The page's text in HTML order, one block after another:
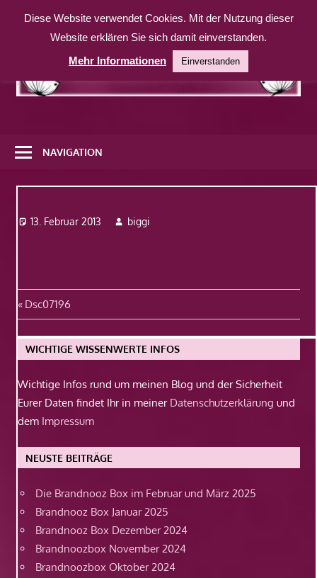
Inhalt
weitere
Website
NAVIGATION
13. Februar 2013 biggi
Beitragsnavigation
Vorheriger
Beitrag:
Dsc07196
WICHTIGE WISSENWERTE INFOS
Wichtige Infos rund um meinen Blog und der Sicherheit
Eurer Daten findet Ihr in meiner Datenschutzerklärung und
dem Impressum
NEUSTE BEITRÄGE
Die Brandnooz Box im Februar und März 2025
Brandnooz Box Januar 2025
Brandnooz Box Dezember 2024
Brandnoozbox November 2024
Brandnoozbox Oktober 2024
Diese Website verwendet Cookies. Mit der Nutzung dieser
Website erklären Sie sich damit einverstanden.
Mehr Informationen
Einverstanden